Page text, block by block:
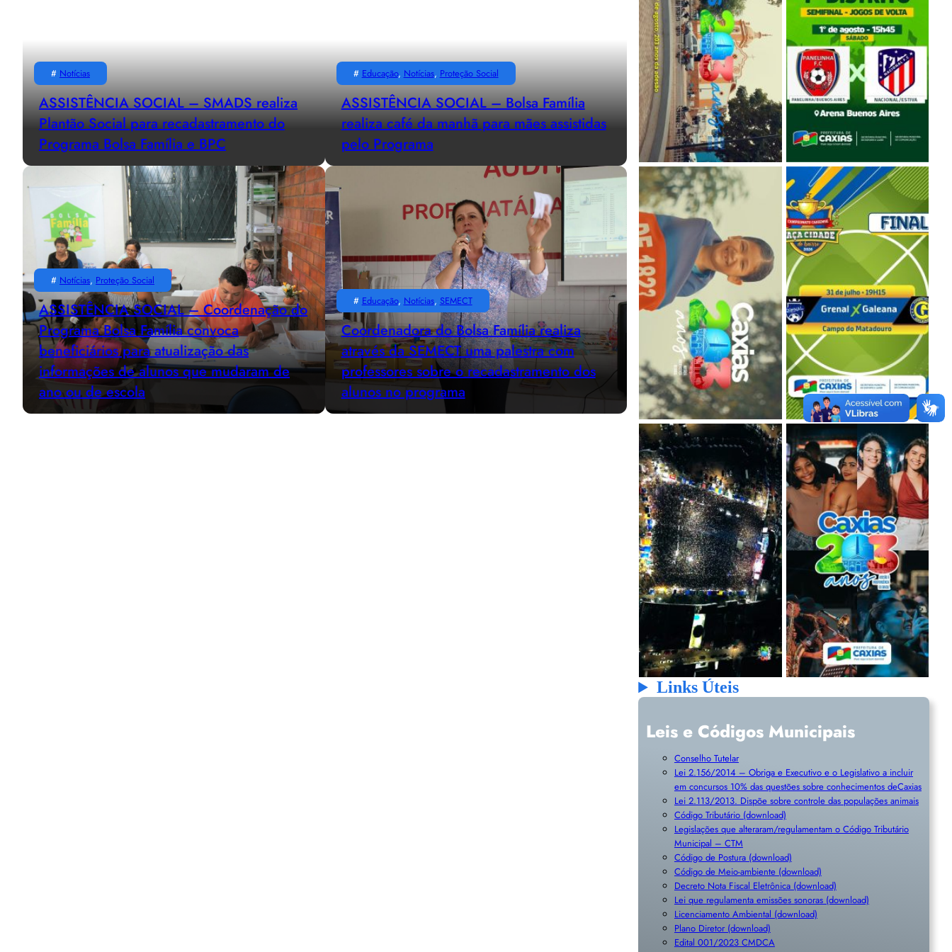
# Notícias
ASSISTÊNCIA SOCIAL – SMADS realiza
Plantão Social para recadastramento do
Programa Bolsa Família e BPC
# Educação, Notícias, Proteção Social
ASSISTÊNCIA SOCIAL – Bolsa Família
realiza café da manhã para mães assistidas
pelo Programa
# Notícias, Proteção Social
ASSISTÊNCIA SOCIAL – Coordenação do
Programa Bolsa Família convoca
beneficiários para atualização das
informações de alunos que mudaram de
ano ou de escola
# Educação, Notícias, SEMECT
Coordenadora do Bolsa Família realiza
através da SEMECT uma palestra com
professores sobre o recadastramento dos
alunos no programa
Links Úteis
Leis e Códigos Municipais
Conselho Tutelar
Lei 2.156/2014 – Obriga e Executivo e o Legislativo a incluir
em concursos 10% das questões sobre conhecimentos deCaxias
Lei 2.113/2013. Dispõe sobre controle das populações animais
Código Tributário (download)
Legislações que alteraram/regulamentam o Código Tributário
Municipal – CTM
Código de Postura (download)
Código de Meio-ambiente (download)
Decreto Nota Fiscal Eletrônica (download)
Lei que regulamenta emissões sonoras (download)
Licenciamento Ambiental (download)
Plano Diretor (download)
Edital 001/2023 CMDCA